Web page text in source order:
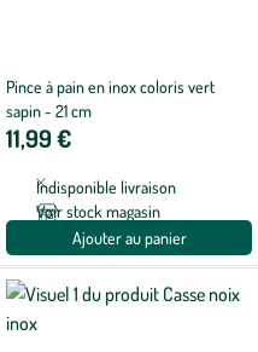
Pince à pain en inox coloris vert
sapin - 21 cm
11,99 €
Indisponible livraison
Voir stock magasin
Ajouter au panier